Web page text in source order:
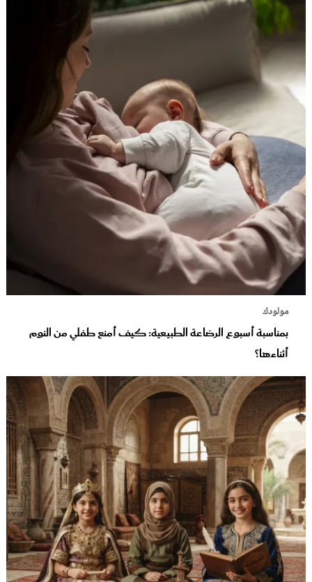
مولودك
بمناسبة أسبوع الرضاعة الطبيعية: كيف أمنع طفلي من النوم
أثناءها؟